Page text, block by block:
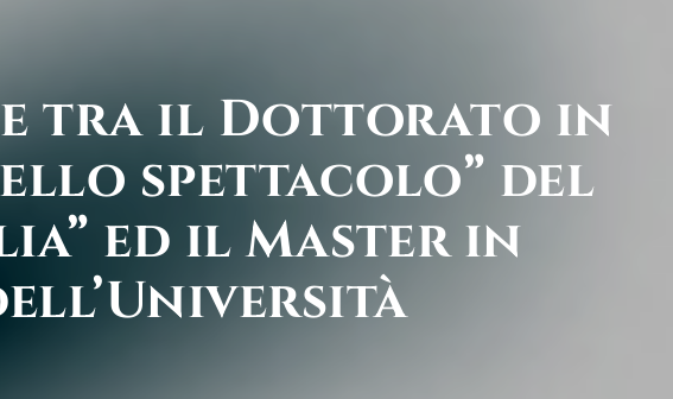
tra il Dottorato in
spettacolo” del
ed il Master in